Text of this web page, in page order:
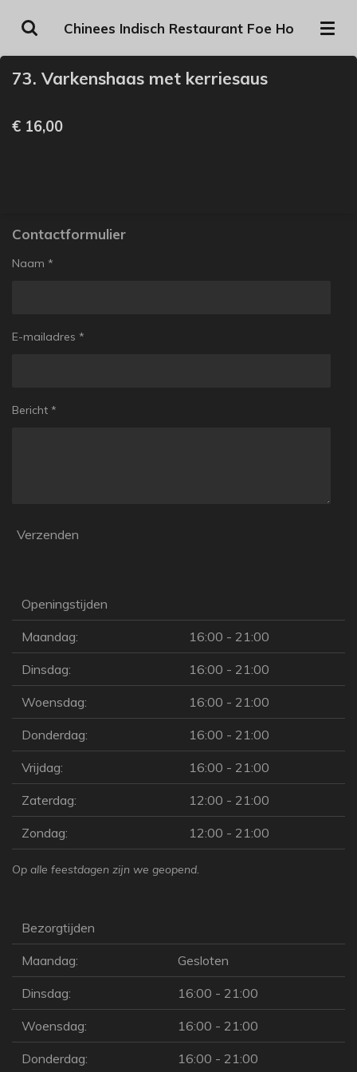
direct
naar
de
Chinees Indisch Restaurant Foe Ho
73. Varkenshaas met kerriesaus
€ 16,00
Contactformulier
Naam *
E-mailadres *
Bericht *
Verzenden
Openingstijden
Maandag: 16:00 - 21:00
Dinsdag: 16:00 - 21:00
Woensdag: 16:00 - 21:00
Donderdag: 16:00 - 21:00
Vrijdag: 16:00 - 21:00
Zaterdag: 12:00 - 21:00
Zondag: 12:00 - 21:00
Op alle feestdagen zijn we geopend.
Bezorgtijden
Maandag: Gesloten
Dinsdag: 16:00 - 21:00
Woensdag: 16:00 - 21:00
Donderdag: 16:00 - 21:00